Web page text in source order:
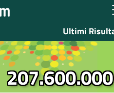
Ultimi
207.600.000